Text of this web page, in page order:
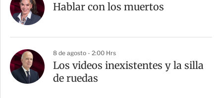
Hablar con los muertos
8 de agosto - 2:00 Hrs
Los videos inexistentes y la silla
de ruedas